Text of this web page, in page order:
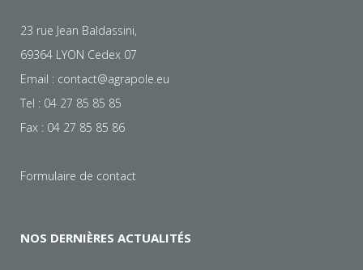
23 rue Jean Baldassini,
69364 LYON Cedex 07
Email : contact@agrapole.eu
Tel : 04 27 85 85 85
Fax : 04 27 85 85 86
Formulaire de contact
NOS DERNIÈRES ACTUALITÉS